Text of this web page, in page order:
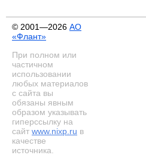
© 2001—2026 АО
«Флант»
При полном или
частичном
использовании
любых материалов
с сайта вы
обязаны явным
образом указывать
гиперссылку на
сайт www.nixp.ru в
качестве
источника.